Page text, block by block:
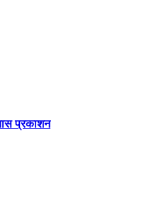
प्रकाशन